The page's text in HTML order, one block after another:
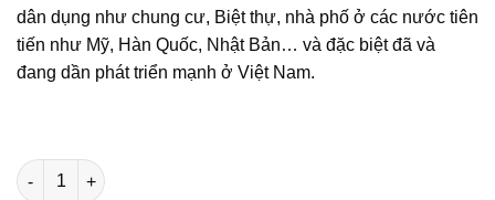
dân dụng như chung cư, Biệt thự, nhà phố ở các nước tiên
tiến như Mỹ, Hàn Quốc, Nhật Bản… và đặc biệt đã và
đang dần phát triển mạnh ở Việt Nam.
Cửa nhựa gỗ Sung Yu Mẫu: SYA-218 số lượng